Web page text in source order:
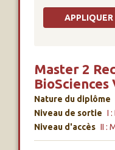
Master 2
BioSciences
Nature du diplôme
Niveau de sortie I
Niveau d'accès II :